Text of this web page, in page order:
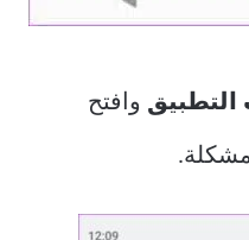
التطبيق وافتح